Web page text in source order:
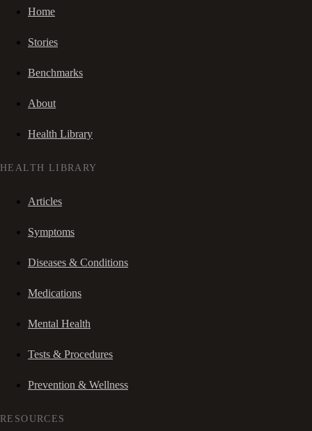
Home
Stories
Benchmarks
About
Health Library
HEALTH LIBRARY
Articles
Symptoms
Diseases & Conditions
Medications
Mental Health
Tests & Procedures
Prevention & Wellness
RESOURCES